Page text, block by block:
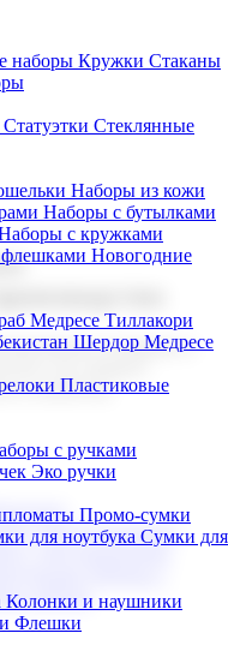
наборы Кружки Стаканы
Статуэтки Стеклянные
Наборы из кожи
Наборы с бутылками
с кружками
Новогодние
Медресе Тиллакори
Шердор Медресе
Пластиковые
с ручками
Эко ручки
Промо-сумки
для ноутбука Сумки для
Колонки и наушники
Флешки
подарков и
вы найдете
и клиентов.
с аккумуляторами
с ежедневниками
наборы